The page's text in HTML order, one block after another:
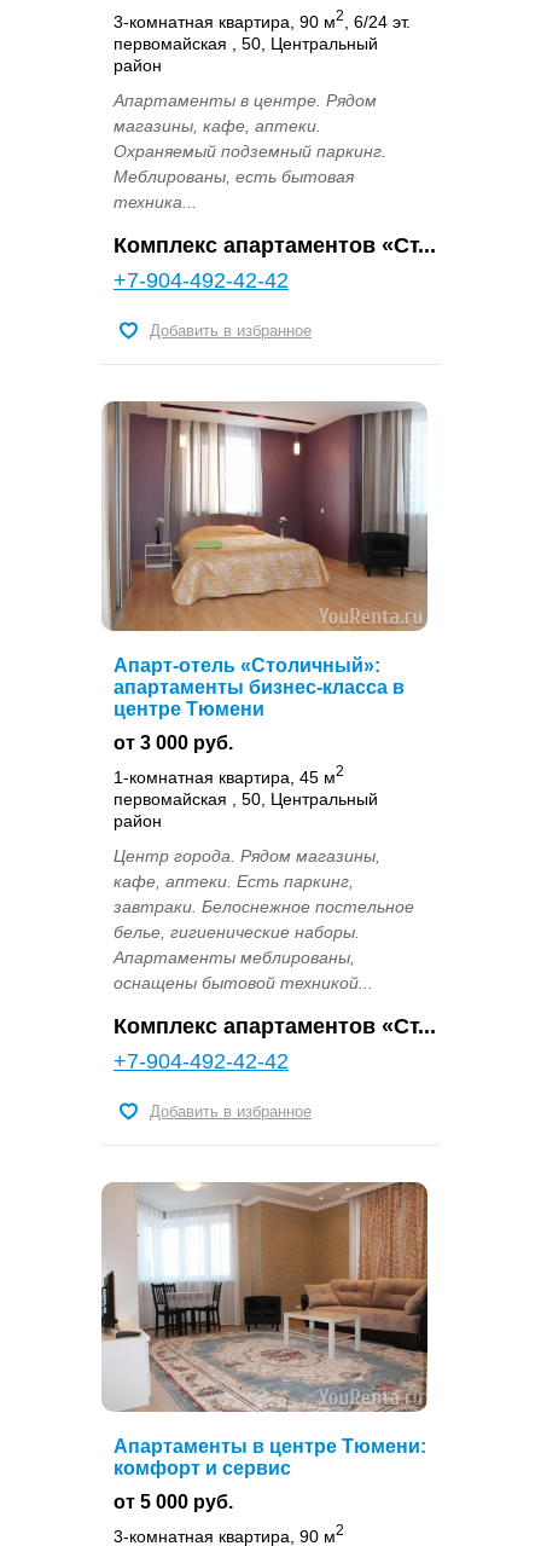
3-комнатная квартира, 90 м2
, 6/24 эт.
первомайская , 50, Центральный
район
Апартаменты в центре. Рядом
магазины, кафе, аптеки.
Охраняемый подземный паркинг.
Меблированы, есть бытовая
техника...
Комплекс апартаментов «Ст...
+7-904-492-42-42
Добавить в избранное
Апарт-отель «Столичный»:
апартаменты бизнес-класса в
центре Тюмени
от 3 000 руб.
1-комнатная квартира, 45 м2
первомайская , 50, Центральный
район
Центр города. Рядом магазины,
кафе, аптеки. Есть паркинг,
завтраки. Белоснежное постельное
белье, гигиенические наборы.
Апартаменты меблированы,
оснащены бытовой техникой...
Комплекс апартаментов «Ст...
+7-904-492-42-42
Добавить в избранное
Апартаменты в центре Тюмени:
комфорт и сервис
от 5 000 руб.
3-комнатная квартира, 90 м2